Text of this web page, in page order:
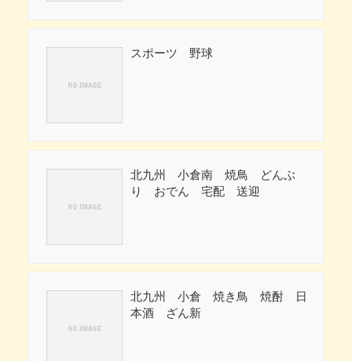
スポーツ 野球
北九州 小倉南 焼鳥 どんぶ
り おでん 宅配 送迎
北九州 小倉 焼き鳥 焼酎 日
本酒 ざん新